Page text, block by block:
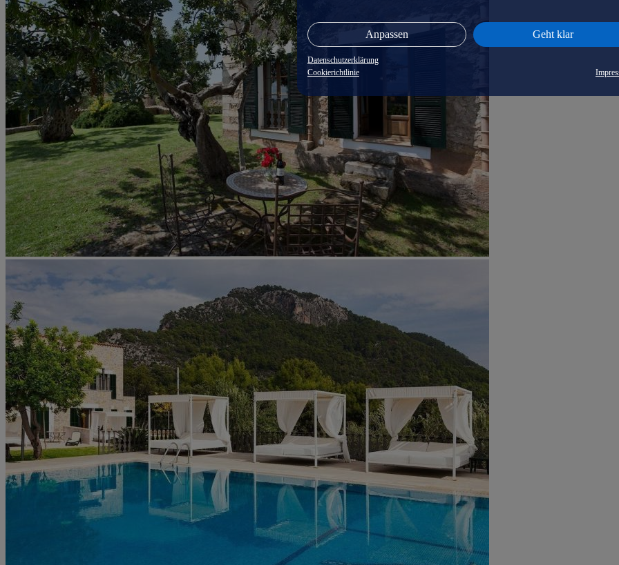
Anpassen Geht klar
Datenschutzerklärung
Cookierichtlinie